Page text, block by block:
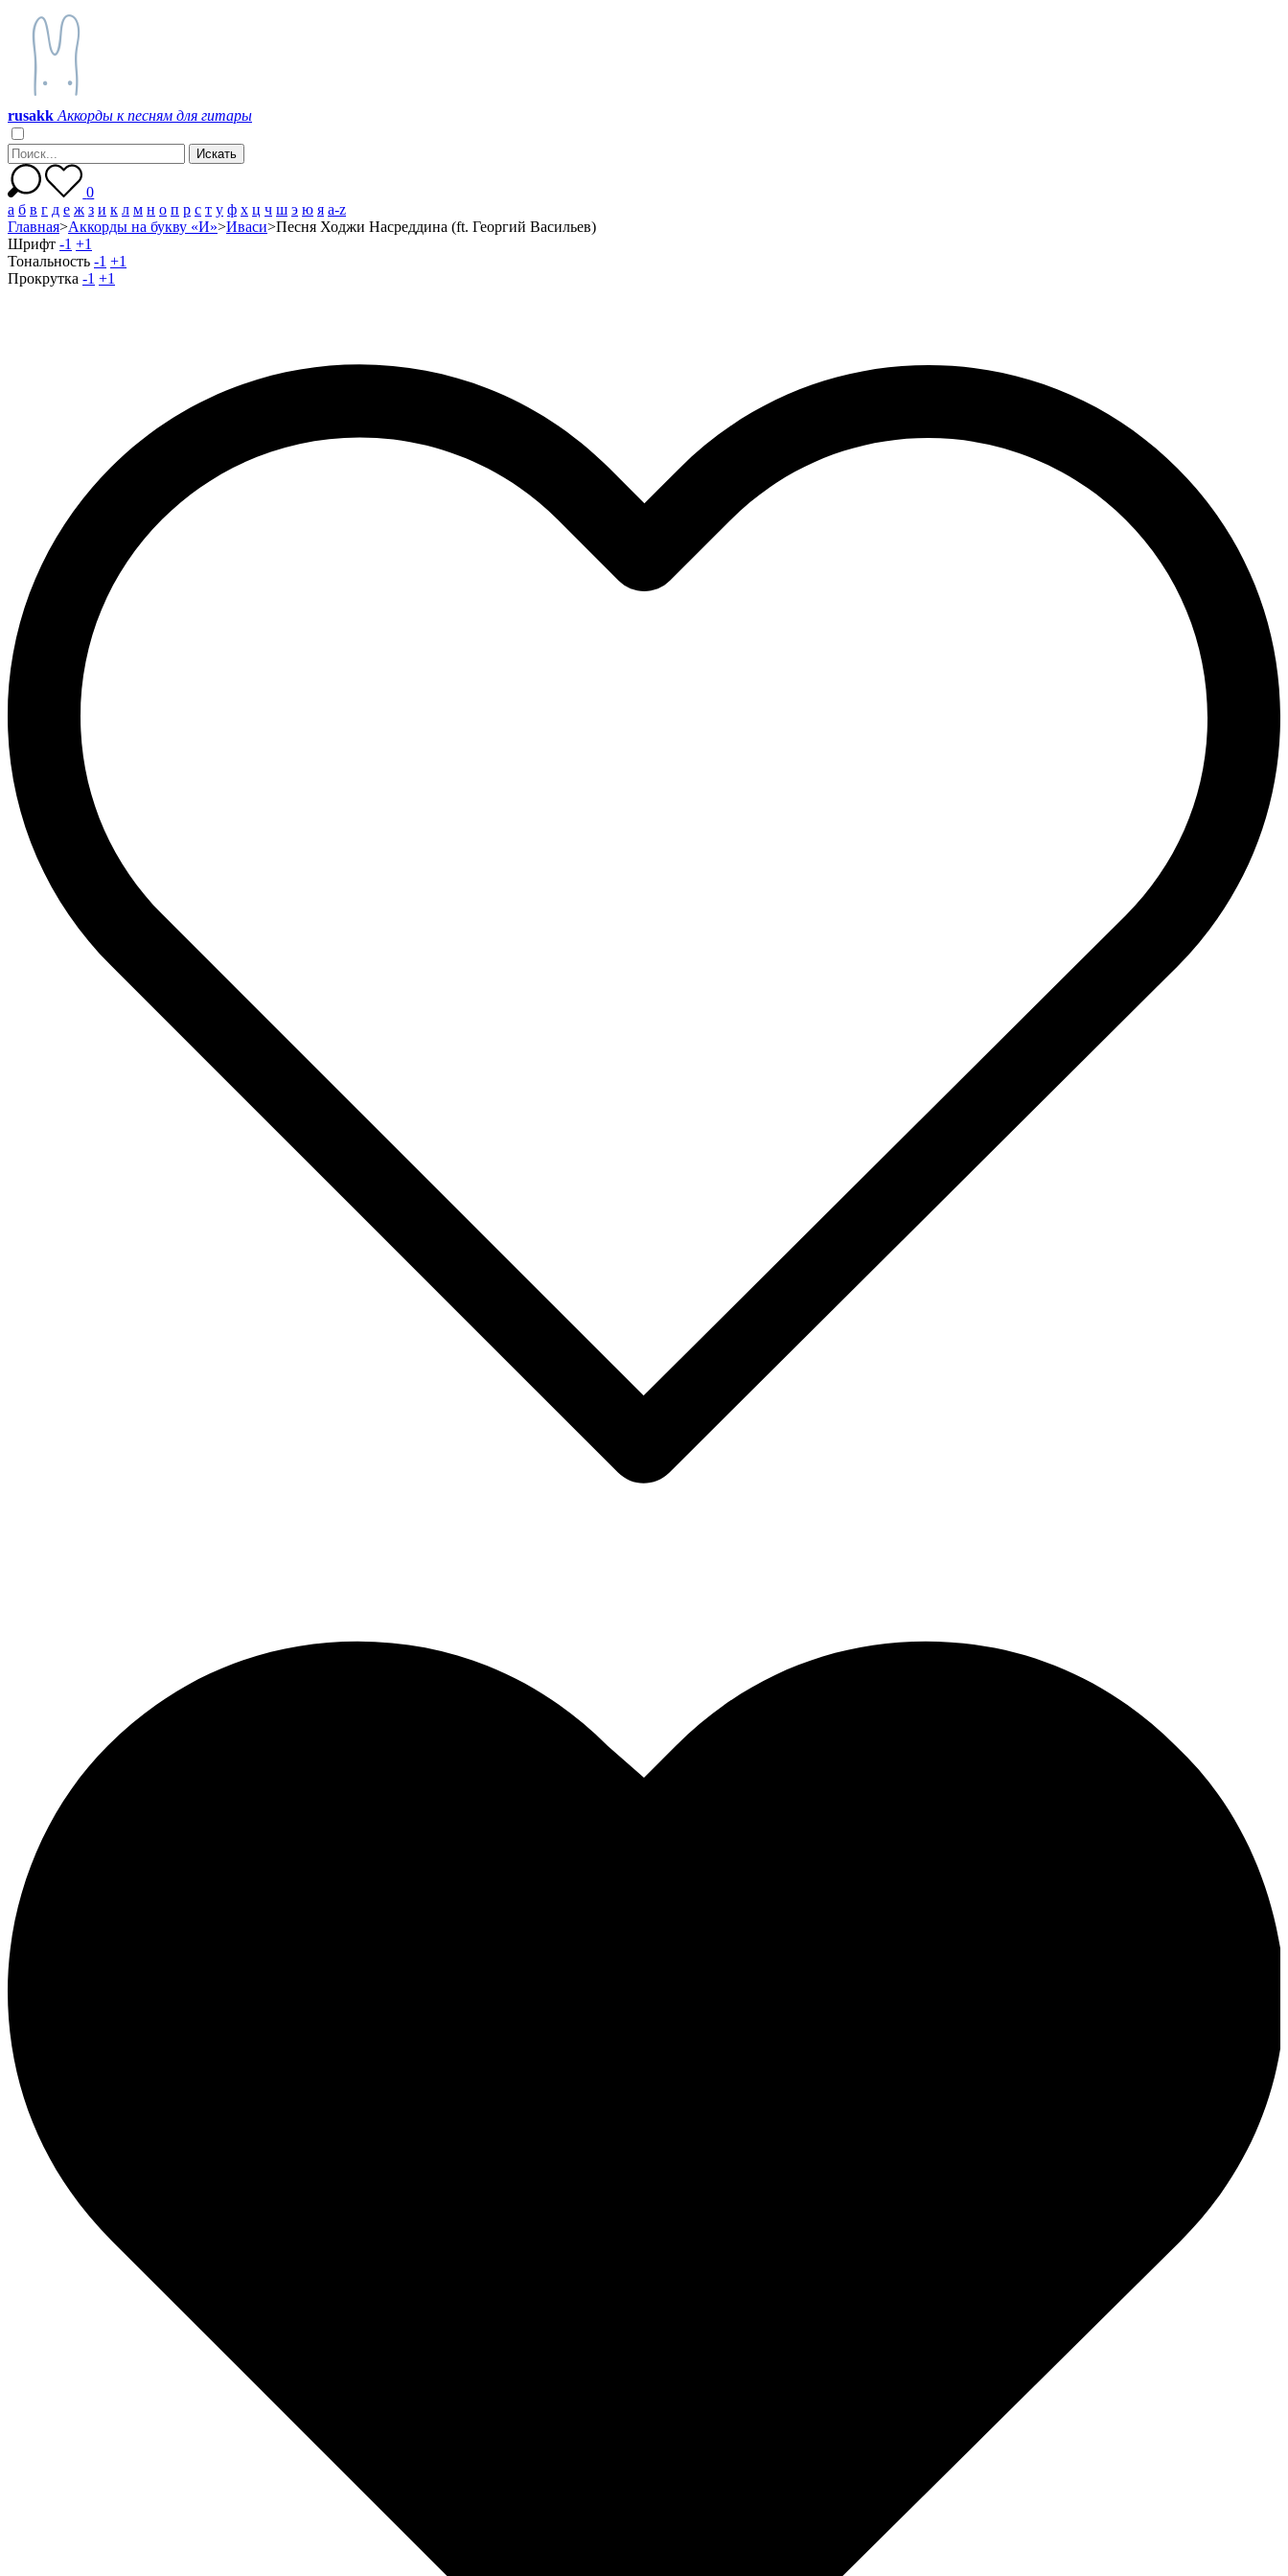
rusakk Аккорды к песням для гитары
0
а б в г д е ж з и к л м н о п р с т у ф х ц ч ш э ю я a-z
Главная>Аккорды на букву «И»>Иваси>Песня Ходжи Насреддина (ft. Георгий Васильев)
Шрифт -1 +1
Тональность -1 +1
Прокрутка -1 +1